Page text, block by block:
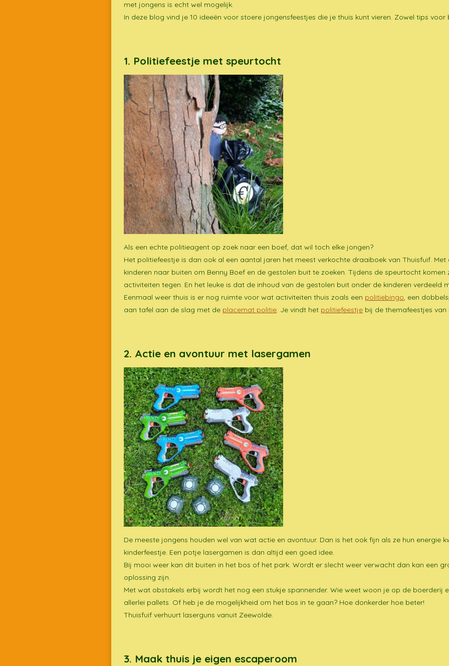
met jongens is echt wel mogelijk.
In deze blog vind je 10 ideeën voor stoere jongensfeestjes die je thuis kunt vieren. Zowel tips voor
1. Politiefeestje met speurtocht
Als een echte politieagent op zoek naar een boef, dat wil toch elke jongen?
Het politiefeestje is dan ook al een aantal jaren het meest verkochte draaiboek van Thuisfuif.
kinderen naar buiten om Benny Boef en de gestolen buit te zoeken. Tijdens de speurtocht komen
activiteiten tegen. En het leuke is dat de inhoud van de gestolen buit onder de kinderen verdeeld
Eenmaal weer thuis is er nog ruimte voor wat activiteiten thuis zoals een politiebingo, een
aan tafel aan de slag met de placemat politie. Je vindt het politiefeestje bij de themafeestjes
2. Actie en avontuur met lasergamen
De meeste jongens houden wel van wat actie en avontuur. Dan is het ook fijn als ze hun energie
kinderfeestje. Een potje lasergamen is dan altijd een goed idee.
Bij mooi weer kan dit buiten in het bos of het park. Wordt er slecht weer verwacht dan kan een
oplossing zijn.
Met wat obstakels erbij wordt het nog een stukje spannender. Wie weet woon je op de boerderij
allerlei pallets. Of heb je de mogelijkheid om het bos in te gaan? Hoe donkerder hoe beter!
Thuisfuif verhuurt laserguns vanuit Zeewolde.
3. Maak thuis je eigen escaperoom